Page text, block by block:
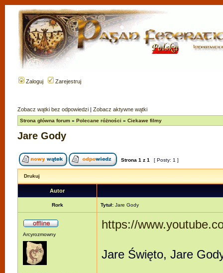
Zaloguj Zarejestruj
Zobacz wątki bez odpowiedzi | Zobacz aktywne wątki
Strona główna forum » Polecane różności » Ciekawe filmy
Jare Gody
Strona 1 z 1 [ Posty: 1 ]
Drukuj
Autor
Rork Tytuł: Jare Gody
Arcyrozmowny
https://
Jare Święto, Jare